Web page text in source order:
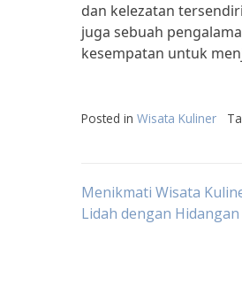
dan kelezatan
juga sebuah
kesempatan untuk
Posted in Wisata Kuliner
Post
Menikmati Wisata
Lidah dengan